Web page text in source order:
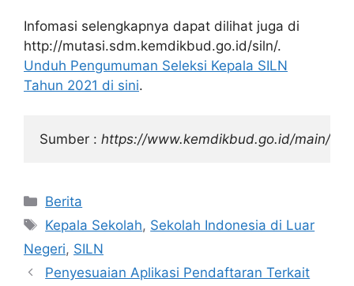
Infomasi selengkapnya dapat dilihat juga di
http://mutasi.sdm.kemdikbud.go.id/siln/.
Unduh Pengumuman Seleksi Kepala SILN
Tahun 2021 di sini.
Sumber : https://www.kemdikbud.go.id/main/
Categories
Berita
Tags
Kepala Sekolah, Sekolah Indonesia di Luar
Negeri, SILN
Penyesuaian Aplikasi Pendaftaran Terkait